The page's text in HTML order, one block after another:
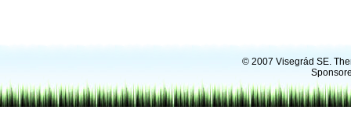
© 2007 Visegrád SE.